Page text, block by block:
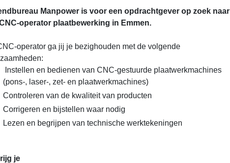
Manpower is voor een opdrachtgever op zoek naar
operator plaatbewerking in Emmen.
operator ga jij je bezighouden met de volgende
Instellen en bedienen van CNC-gestuurde plaatwerkmachines
(pons-, laser-, zet- en plaatwerkmachines)
Controleren van de kwaliteit van producten
Corrigeren en bijstellen waar nodig
Lezen en begrijpen van technische werktekeningen
je